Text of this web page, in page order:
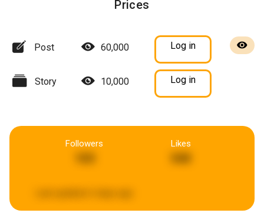
Prices
Post 60,000 Log in
Story 10,000 Log in
Followers Likes
540